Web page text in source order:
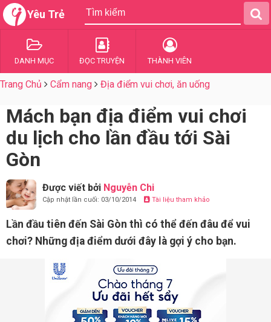
Yêu Trẻ
DANH MỤC ĐỌC TRUYỆN THÀNH VIÊN
Trang Chủ Cẩm nang Địa điểm vui chơi, ăn uống
Mách bạn địa điểm vui chơi
du lịch cho lần đầu tới Sài
Gòn
Được viết bởi Nguyễn Chi
Cập nhật lần cuối: 03/10/2014 Tài liệu tham khảo
Lần đầu tiên đến Sài Gòn thì có thể đến đâu để vui
chơi? Những địa điểm dưới đây là gợi ý cho bạn.